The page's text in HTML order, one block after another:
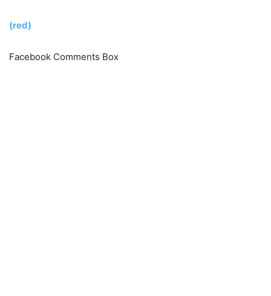
(red)
Facebook Comments Box